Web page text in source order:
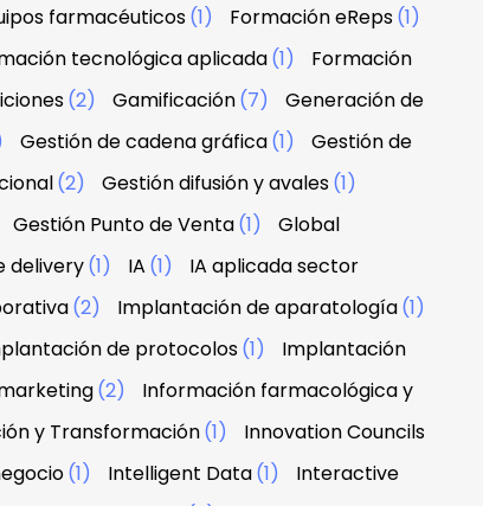
farmacéuticos(1) Formación eReps(1)
tecnológica aplicada(1)
Formación
(2) Gamificación(7)
Generación de
Gestión de cadena gráfica(1)
Gestión de
(2) Gestión difusión y avales(1)
Gestión Punto de Venta(1)
Global
delivery(1) IA (1)
IA aplicada sector
(2) Implantación de aparatología(1)
de protocolos(1)
Implantación
(2)
Información farmacológica y
y Transformación(1)
Innovation Councils
(1) Intelligent Data(1)
Interactive